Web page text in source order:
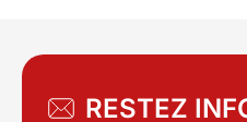
RESTEZ